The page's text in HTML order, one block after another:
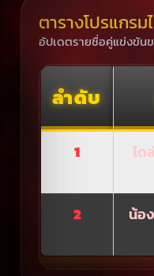
ตารางโปรแกร
อัปเดตรายชื่อคู่แข่งขัน
ลำดับ
1 โด
2 น้อ